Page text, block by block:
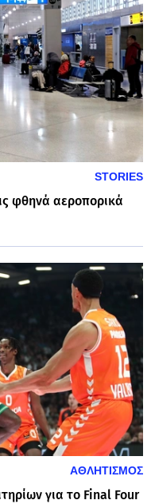
STORIES
φθηνά αεροπορικά
ΑΘΛΗΤΙΣΜΟΣ
για το Final Four